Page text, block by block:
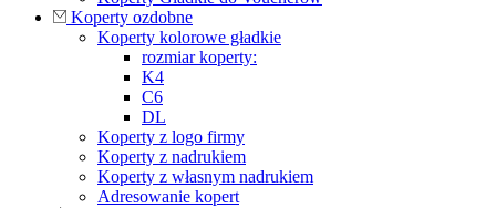
Koperty ozdobne
Koperty kolorowe gładkie
rozmiar koperty:
K4
C6
DL
Koperty z logo firmy
Koperty z nadrukiem
Koperty z własnym nadrukiem
Adresowanie kopert